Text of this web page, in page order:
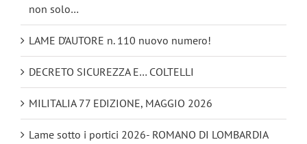
non solo…
LAME D’AUTORE n. 110 nuovo numero!
DECRETO SICUREZZA E… COLTELLI
MILITALIA 77 EDIZIONE, MAGGIO 2026
Lame sotto i portici 2026- ROMANO DI LOMBARDIA